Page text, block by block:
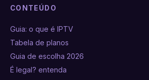
CONTEÚDO
Guia: o que é IPTV
Tabela de planos
Guia de escolha 2026
É legal? entenda